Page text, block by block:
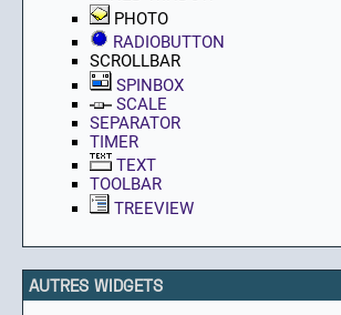
PHOTO
RADIOBUTTON
SCROLLBAR
SPINBOX
SCALE
SEPARATOR
TIMER
TEXT
TOOLBAR
TREEVIEW
AUTRES WIDGETS